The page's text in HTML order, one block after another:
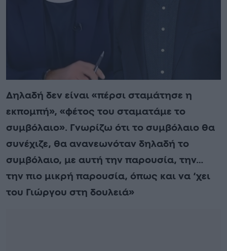
Δηλαδή δεν είναι «πέρσι σταμάτησε η
εκπομπή», «φέτος του σταματάμε το
συμβόλαιο». Γνωρίζω ότι το συμβόλαιο θα
συνέχιζε, θα ανανεωνόταν δηλαδή το
συμβόλαιο, με αυτή την παρουσία, την…
την πιο μικρή παρουσία, όπως και να ‘χει
του Γιώργου στη δουλειά»